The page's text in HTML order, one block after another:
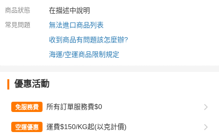
商品狀態 在描述中說明
常見問題
無法進口商品列表
收到商品有問題該怎麼辦?
海運/空運商品限制規定
優惠活動
免服務費 所有訂單服務費$0
空運優惠 運費$150/KG起(以克計價)